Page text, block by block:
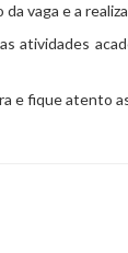
vaga e a
atividades
e fique atento